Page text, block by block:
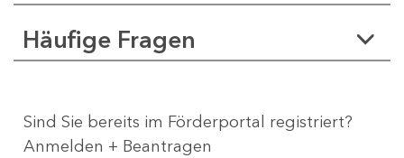
Häufige Fragen
Sind Sie bereits im Förderportal registriert?
Anmelden + Beantragen